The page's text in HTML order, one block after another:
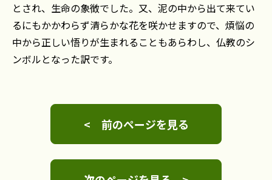
とされ、生命の象徴でした。又、泥の中から出て来てい
るにもかかわらず清らかな花を咲かせますので、煩悩の
中から正しい悟りが生まれることもあらわし、仏教のシ
ンボルとなった訳です。
< 前のページを見る